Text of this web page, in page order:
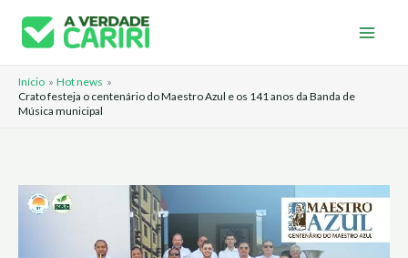
para
conteúdo
Início
Hot news
Crato festeja o centenário do Maestro Azul e os 141 anos da Banda de
Música municipal